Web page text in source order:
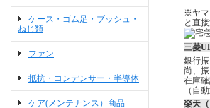
ケース・ゴム足・ブッシュ・
ねじ類
ファン
抵抗・コンデンサー・半導体
ケア(メンテナンス）商品
※ヤマ
と直
三菱
銀行
尚、
在庫
（自
楽天